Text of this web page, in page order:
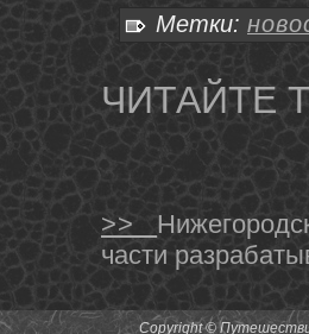
Метки:
ЧИТАЙТЕ
>>
части
Copyright ©